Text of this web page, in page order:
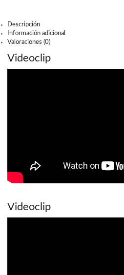
Descripción
Información adicional
Valoraciones (0)
Videoclip
Videoclip